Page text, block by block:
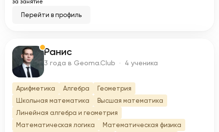
за занятие
Перейти в профиль
Р Ранис
3 года в Geoma.Club · 4 ученика
Арифметика Алгебра
Геометрия
Школьная математика
Высшая математика
Линейная алгебра и геометрия
Математическая логика
Математическая физика